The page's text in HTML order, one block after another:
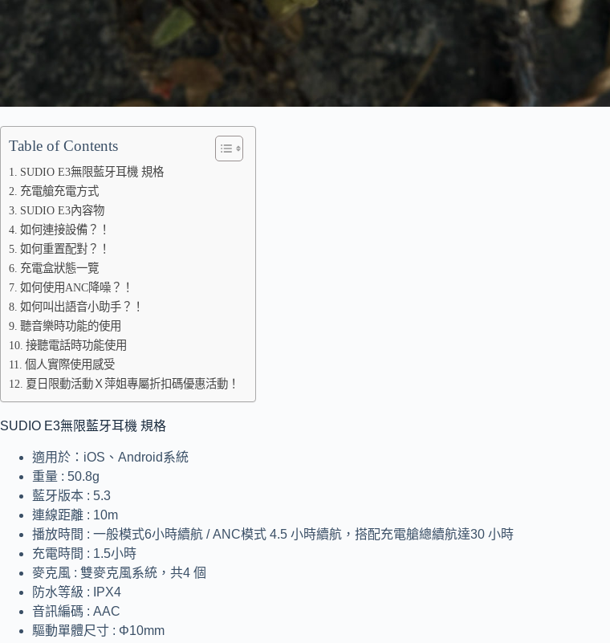
Table of Contents
SUDIO E3無限藍牙耳機 規格
充電艙充電方式
SUDIO E3內容物
如何連接設備？！
如何重置配對？！
充電盒狀態一覽
如何使用ANC降噪？！
如何叫出語音小助手？！
聽音樂時功能的使用
接聽電話時功能使用
個人實際使用感受
夏日限動活動Ｘ萍姐專屬折扣碼優惠活動！
SUDIO E3無限藍牙耳機 規格
適用於： iOS、Android系統
重量 : 50.8g
藍牙版本 : 5.3
連線距離 : 10m
播放時間 : 一般模式6小時續航 / ANC模式 4.5 小時續航，搭配充電艙總續航達30 小時
充電時間 : 1.5小時
麥克風 : 雙麥克風系統，共4 個
防水等級 : IPX4
音訊編碼 : AAC
驅動單體尺寸 : Φ10mm